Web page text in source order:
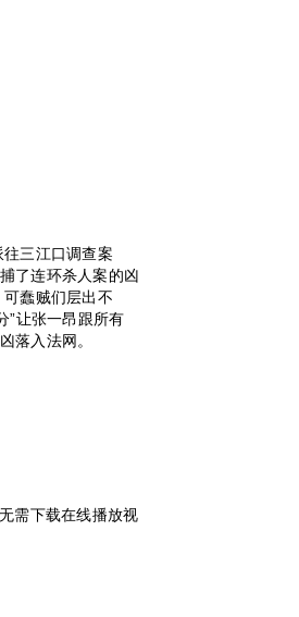
三江口调查案
了连环杀人案的凶
蠢贼们层出不
”让张一昂跟所有
落入法网。
需下载在线播放视